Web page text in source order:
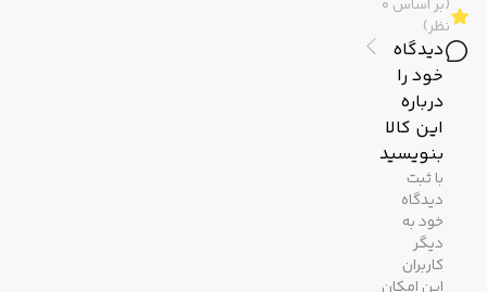
مشخصات ظاهری
بدنه
نقره ای
رنگ
صفحه
سفید
جنس معدنی
(بر اساس 0
نظر)
دیدگاه
خود را
درباره
این کالا
بنویسید
با ثبت
دیدگاه
خود به
دیگر
کاربران